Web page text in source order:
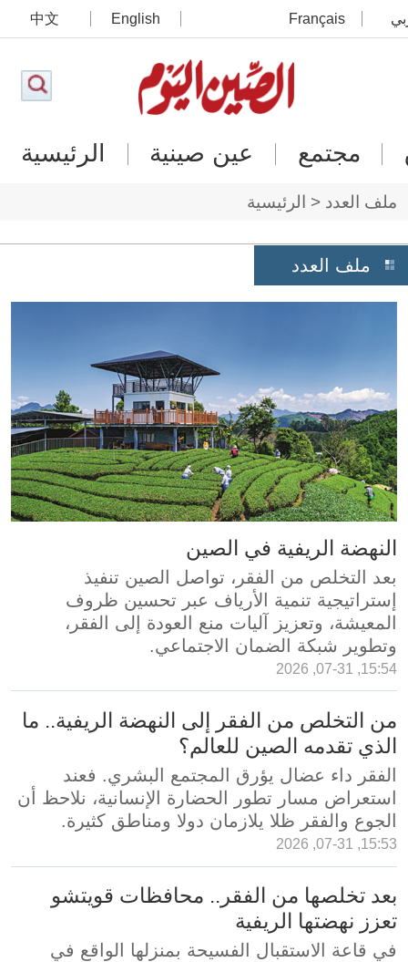
中文 English Français
الرئيسية عين صينية مجتمع
ملف العدد < الرئيسية
ملف العدد
النهضة الريفية في الصين
بعد التخلص من الفقر، تواصل الصين تنفيذ
إستراتيجية تنمية الأرياف عبر تحسين ظروف
المعيشة، وتعزيز آليات منع العودة إلى الفقر،
وتطوير شبكة الضمان الاجتماعي.
15:54, 07-31, 2026
من التخلص من الفقر إلى النهضة الريفية.. ما
الذي تقدمه الصين للعالم؟
الفقر داء عضال يؤرق المجتمع البشري. فعند
استعراض مسار تطور الحضارة الإنسانية، نلاحظ أن
الجوع والفقر ظلا يلازمان دولا ومناطق كثيرة.
15:53, 07-31, 2026
بعد تخلصها من الفقر.. محافظات قويتشو
تعزز نهضتها الريفية
في قاعة الاستقبال الفسيحة بمنزلها الواقع في